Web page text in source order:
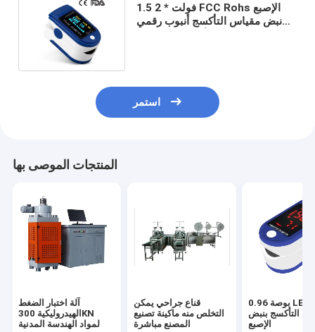
1.5 فولت * 2 FCC Rohs الإصبع
نبض مقياس التأكسج أنبوب رقمي
استمر
المنتجات الموصى بها
آلة اختبار الضغط
الهيدروليكية 300KN
لمواد الهندسة المدنية
قناع جراحي يمكن
التخلص منه ماكينة تصنيع
المصنع مباشرة
0.96 بوصة LED Spo2
التأكسج بنبض
الإصبع